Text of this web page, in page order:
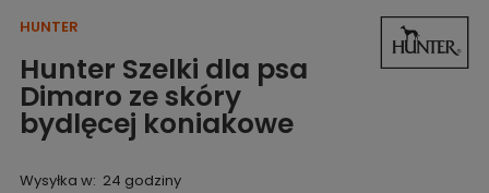
HUNTER
Hunter Szelki dla psa
Dimaro ze skóry
bydlęcej koniakowe
Wysyłka w: 24 godziny